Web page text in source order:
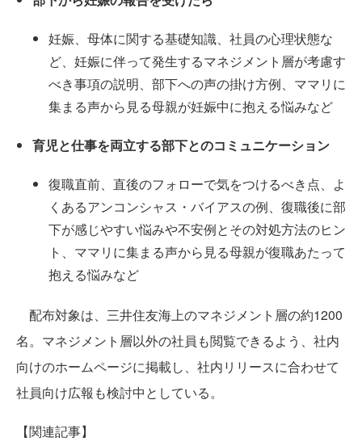
妊娠、母体に関する基礎知識、社員の心理状態な
ど、妊娠に伴って発生するマネジメント層が考慮す
べき事項の説明、部下への声の掛け方例、ママリに
集まる声から見る母親が妊娠中に抱える悩みなど
育児と仕事を両立する部下とのコミュニケーション
復職直前、直後のフォローで気をつけるべき点、よ
くあるアンコンシャス・バイアスの例、復職後に部
下が感じやすい悩みや不安例とその対処方法のヒン
ト、ママリに集まる声から見る母親が復職あたって
抱える悩みなど
配布対象は、三井住友海上のマネジメント層の約1200
名。マネジメント層以外の社員も閲覧できるよう、社内
向けのホームページに掲載し、社内リリースに合わせて
社員向け広報も検討中としている。
【関連記事】